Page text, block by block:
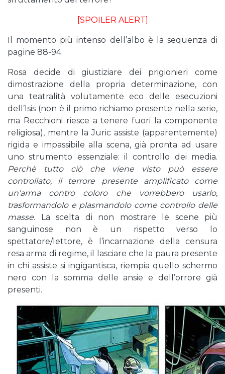
[SPOILER ALERT]
Il momento più intenso dell’albo è la sequenza di
pagine 88-94.
Rosa decide di giustiziare dei prigionieri come
dimostrazione della propria determinazione, con
una teatralità volutamente eco delle esecuzioni
dell’Isis (non è il primo richiamo presente nella serie,
ma Recchioni riesce a tenere fuori la componente
religiosa), mentre la Juric assiste (apparentemente)
rigida e impassibile alla scena, già pronta ad usare
uno strumento essenziale: il controllo dei media.
Perchè tutto ciò che viene visto può essere
controllato, il terrore presente amplificato come
un’arma contro coloro che vorrebbero usarlo,
trasformandolo e plasmandolo come controllo delle
masse. La scelta di non mostrare le scene più
sanguinose non è un rispetto verso lo
spettatore/lettore, è l’incarnazione della censura
resa arma di regime, il lasciare che la paura presente
in chi assiste si ingigantisca, riempia quello schermo
nero con la somma delle ansie e dell’orrore già
presenti.